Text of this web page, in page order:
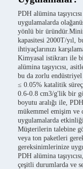
PDH alümina
uygulamalarda
yönlü bir
kapasitesi 2000T/yıl,
ihtiyaçlarınızı
Kimyasal istikrarı ile
alümina taşıyıcısı,
bu da zorlu
≤ 0.05% katalitik
0.6-0.8 cm3/g'lik bir
boyutu aralığı ile,
mükemmel emişim
uygulamalarda
Müşterilerin talebine
veya ton paketleri
gereksinimlerinize
PDH alümina
çeşitli durumlarda ve